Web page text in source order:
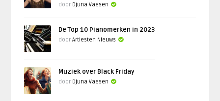
door Djuna Vaesen
De Top 10 Pianomerken in 2023
doorArtiesten Nieuws
Muziek over Black Friday
door Djuna Vaesen